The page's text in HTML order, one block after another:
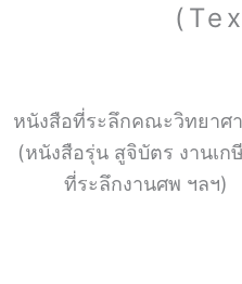
หนังสือที่ระลึกคณะวิทยาศ
(หนังสือรุ่น สูจิบัตร งานเ
ที่ระลึกงานศพ ฯลฯ)